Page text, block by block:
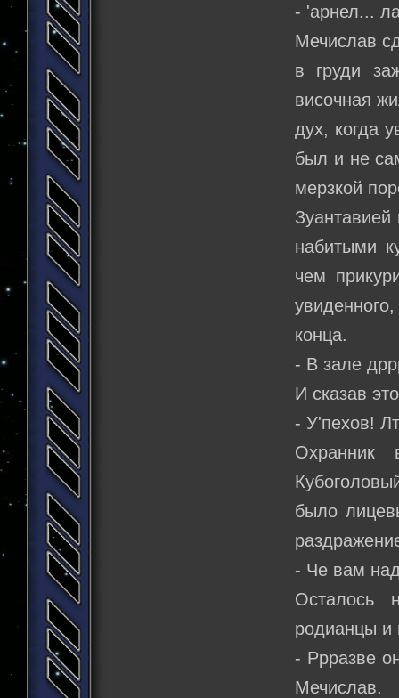
- 'арнел...
Мечислав
в груди
височная
дух, когда
был и не
мерзкой
Зуантавией
набитыми
чем
конца.
- В зале
И сказав
- У'пехов!
Охранник
было
- Че вам
Осталось
родианцы и
- Ррразве
Мечислав.